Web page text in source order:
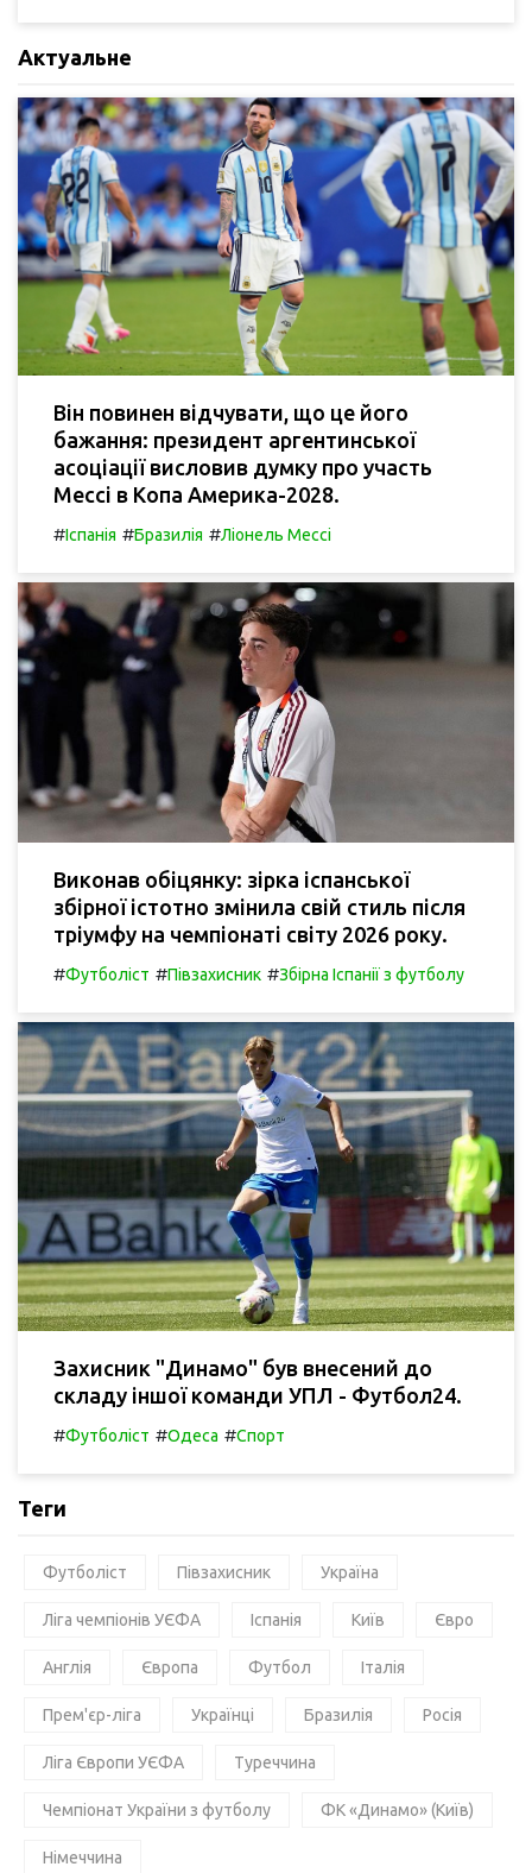
Актуальне
Він повинен відчувати, що це його
бажання: президент аргентинської
асоціації висловив думку про участь
Мессі в Копа Америка-2028.
#Іспанія #Бразилія #Ліонель Мессі
Виконав обіцянку: зірка іспанської
збірної істотно змінила свій стиль після
тріумфу на чемпіонаті світу 2026 року.
#Футболіст #Півзахисник #Збірна Іспанії з футболу
Захисник "Динамо" був внесений до
складу іншої команди УПЛ - Футбол24.
#Футболіст #Одеса #Спорт
Теги
Футболіст Півзахисник Україна
Ліга чемпіонів УЄФА Іспанія Київ Євро
Англія Європа Футбол Італія
Прем'єр-ліга Українці Бразилія Росія
Ліга Європи УЄФА Туреччина
Чемпіонат України з футболу ФК «Динамо» (Київ)
Німеччина